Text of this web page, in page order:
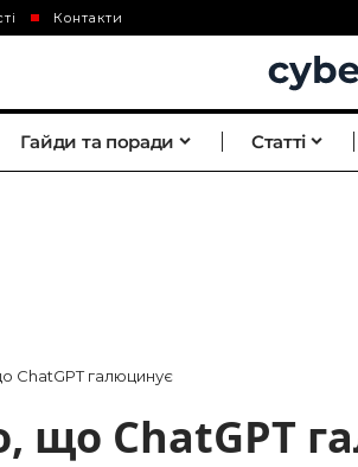
Контакти
Гайди та поради Статті
ChatGPT галюцинує
що ChatGPT